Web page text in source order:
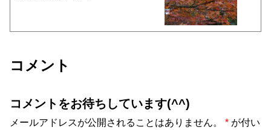
コメント
コメントをお待ちしています(^^)
メールアドレスが公開されることはありません。 * が付い